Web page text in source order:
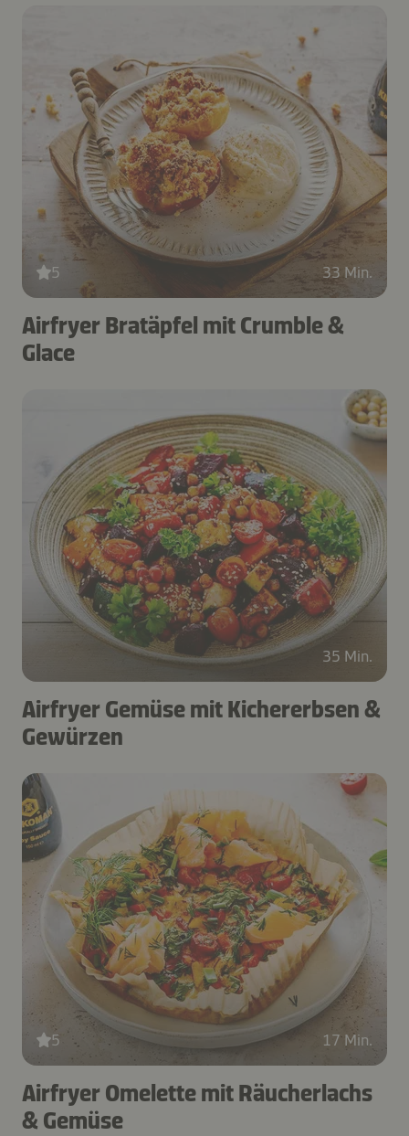
5 33 Min.
Airfryer Bratäpfel mit Crumble &
Glace
35 Min.
Airfryer Gemüse mit Kichererbsen &
Gewürzen
5 17 Min.
Airfryer Omelette mit Räucherlachs
& Gemüse